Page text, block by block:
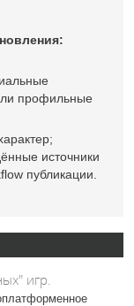
профильные
источники
публикации.
игр.